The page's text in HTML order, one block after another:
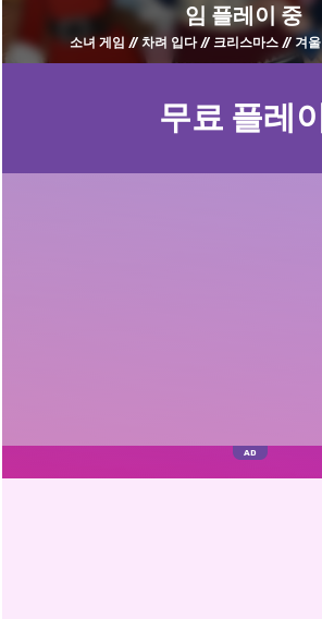
임 플레이 중
소녀 게임 차려 입다 크리스마스 겨울
무료 플레이